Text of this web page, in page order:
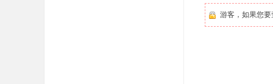
游客，如果您